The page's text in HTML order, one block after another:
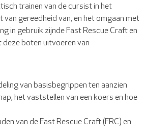
trainen van de cursist in het
gereedheid van, en het omgaan met
in gebruik zijnde Fast Rescue Craft en
boten uitvoeren van
van basisbegrippen ten aanzien
het vaststellen van een koers en hoe
van de Fast Rescue Craft (FRC) en